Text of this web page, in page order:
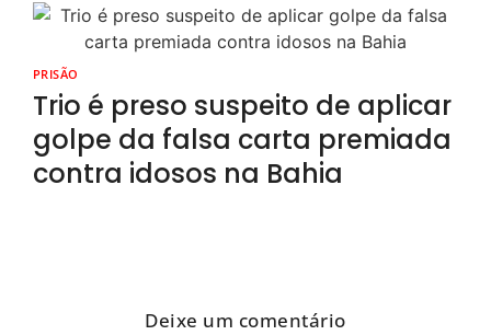
PRISÃO
Trio é preso suspeito de aplicar
golpe da falsa carta premiada
contra idosos na Bahia
Deixe um comentário